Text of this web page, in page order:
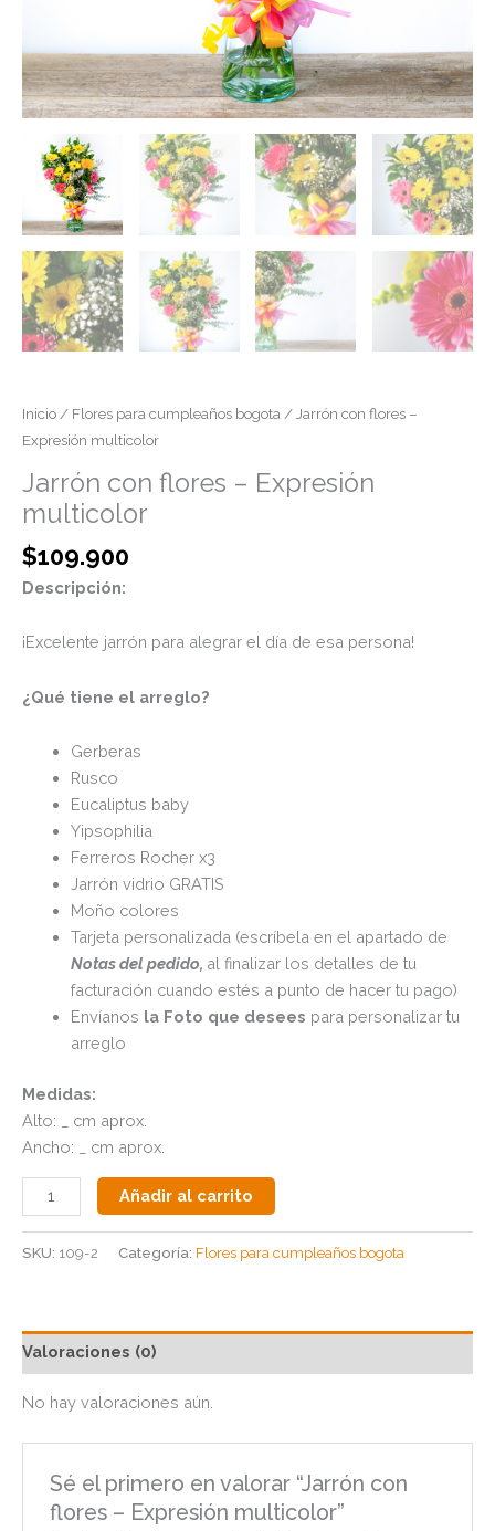
Inicio / Flores para cumpleaños bogota / Jarrón con flores –
Expresión multicolor
Jarrón con flores – Expresión
multicolor
$109.900
Descripción:
¡Excelente jarrón para alegrar el día de esa persona!
¿Qué tiene el arreglo?
Gerberas
Rusco
Eucaliptus baby
Yipsophilia
Ferreros Rocher x3
Jarrón vidrio GRATIS
Moño colores
Tarjeta personalizada (escríbela en el apartado de
Notas del pedido, al finalizar los detalles de tu
facturación cuando estés a punto de hacer tu pago)
Envíanos la Foto que desees para personalizar tu
arreglo
Medidas:
Alto: _ cm aprox.
Ancho: _ cm aprox.
Añadir al carrito
SKU: 109-2 Categoría: Flores para cumpleaños bogota
Valoraciones (0)
No hay valoraciones aún.
Sé el primero en valorar “Jarrón con
flores – Expresión multicolor”